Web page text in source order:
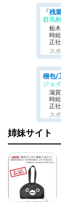
栃
時
正
ス
ジェ
滋
時
正
ス
姉妹サイト